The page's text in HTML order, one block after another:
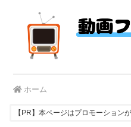
ホーム
【PR】本ページはプロモーション